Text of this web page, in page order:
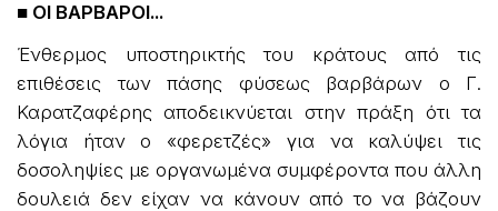
■ ΟΙ ΒΑΡΒΑΡΟΙ...
Ένθερμος υποστηρικτής του κράτους από τις
επιθέσεις των πάσης φύσεως βαρβάρων ο Γ.
Καρατζαφέρης αποδεικνύεται στην πράξη ότι τα
λόγια ήταν ο «φερετζές» για να καλύψει τις
δοσοληψίες με οργανωμένα συμφέροντα που άλλη
δουλειά δεν είχαν να κάνουν από το να βάζουν